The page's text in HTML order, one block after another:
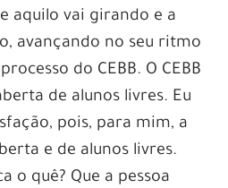
aquilo vai girando e a
avançando no seu ritmo
do CEBB. O CEBB
de alunos livres. Eu
pois, para mim, a
e de alunos livres.
o quê? Que a pessoa